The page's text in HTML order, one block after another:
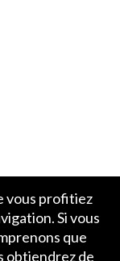
vous profitiez
Si vous
que
obtiendrez de